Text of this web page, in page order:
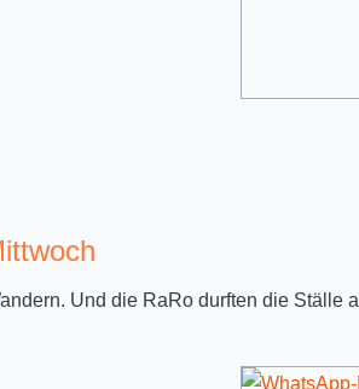
Und die RaRo durften die Ställe